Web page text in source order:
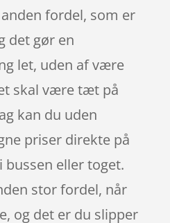
fordel, som er
det gør en
let, uden af være
skal være tæt på
kan du uden
priser direkte på
eller toget.
stor fordel, når
og det er du slipper